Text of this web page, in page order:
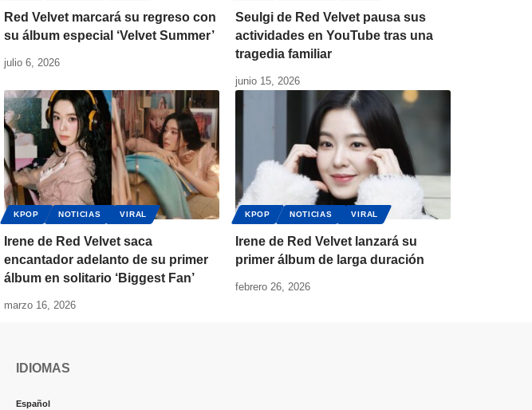
Red Velvet marcará su regreso con
su álbum especial ‘Velvet Summer’
julio 6, 2026
Seulgi de Red Velvet pausa sus
actividades en YouTube tras una
tragedia familiar
junio 15, 2026
KPOP NOTICIAS VIRAL
Irene de Red Velvet saca
encantador adelanto de su primer
álbum en solitario ‘Biggest Fan’
marzo 16, 2026
KPOP NOTICIAS VIRAL
Irene de Red Velvet lanzará su
primer álbum de larga duración
febrero 26, 2026
IDIOMAS
Español